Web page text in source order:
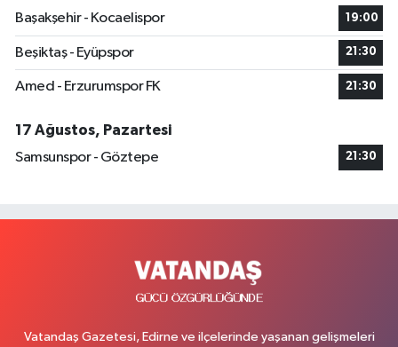
Başakşehir - Kocaelispor
19:00
Beşiktaş - Eyüpspor 21:30
Amed - Erzurumspor FK 21:30
17 Ağustos, Pazartesi
Samsunspor - Göztepe
21:30
Vatandaş Gazetesi, Edirne ve ilçelerinde yaşanan gelişmeleri